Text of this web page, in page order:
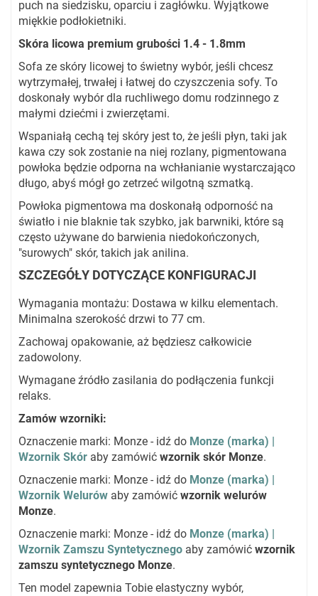
puch na siedzisku, oparciu i zagłówku. Wyjątkowe
miękkie podłokietniki.
Skóra licowa premium grubości 1.4 - 1.8mm
Sofa ze skóry licowej to świetny wybór, jeśli chcesz
wytrzymałej, trwałej i łatwej do czyszczenia sofy. To
doskonały wybór dla ruchliwego domu rodzinnego z
małymi dziećmi i zwierzętami.
Wspaniałą cechą tej skóry jest to, że jeśli płyn, taki jak
kawa czy sok zostanie na niej rozlany, pigmentowana
powłoka będzie odporna na wchłanianie wystarczająco
długo, abyś mógł go zetrzeć wilgotną szmatką.
Powłoka pigmentowa ma doskonałą odporność na
światło i nie blaknie tak szybko, jak barwniki, które są
często używane do barwienia niedokończonych,
"surowych" skór, takich jak anilina.
SZCZEGÓŁY DOTYCZĄCE KONFIGURACJI
Wymagania montażu: Dostawa w kilku elementach.
Minimalna szerokość drzwi to 77 cm.
Zachowaj opakowanie, aż będziesz całkowicie
zadowolony.
Wymagane źródło zasilania do podłączenia funkcji
relaks.
Zamów wzorniki:
Oznaczenie marki: Monze - idź do Monze (marka) |
Wzornik Skór aby zamówić wzornik skór Monze.
Oznaczenie marki: Monze - idź do Monze (marka) |
Wzornik Welurów aby zamówić wzornik welurów
Monze.
Oznaczenie marki: Monze - idź do Monze (marka) |
Wzornik Zamszu Syntetycznego aby zamówić wzornik
zamszu syntetycznego Monze.
Ten model zapewnia Tobie elastyczny wybór,